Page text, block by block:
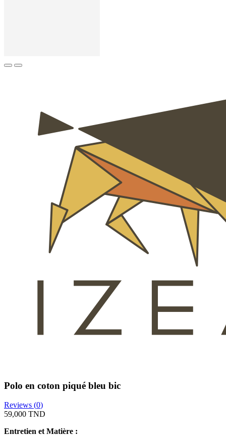
Polo en coton piqué bleu bic
Reviews (0)
59,000 TND
Entretien et Matière :